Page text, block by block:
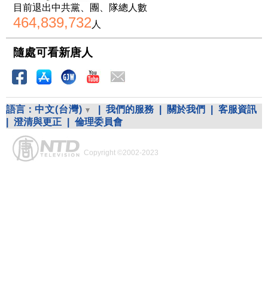
目前退出中共黨、團、隊總人數
464,839,732 人
隨處可看新唐人
語言： 中文(台灣) 我們的服務 關於我們
客服資訊
澄清與更正 倫理委員會
Copyright ©2002-2023